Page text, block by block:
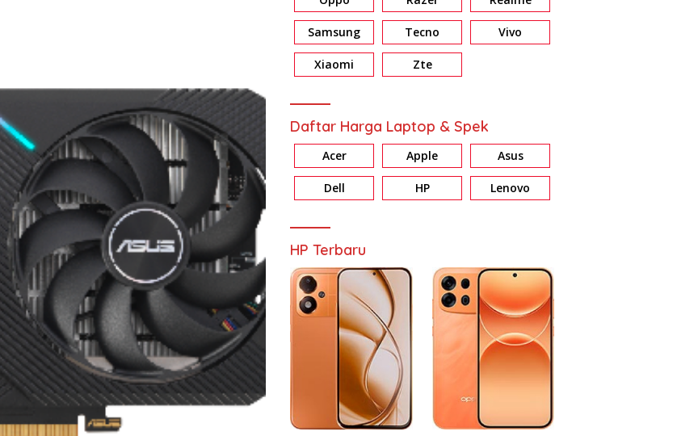
Samsung Tecno Vivo
Xiaomi Zte
Daftar Harga Laptop & Spek
Acer Apple Asus
Dell HP Lenovo
HP Terbaru